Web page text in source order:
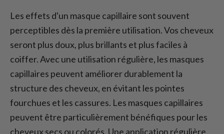
Les effets d'un masque capillaire sont souvent
perceptibles dès la première utilisation. Vos cheveux
seront plus doux, plus brillants et plus faciles à
coiffer. Avec une utilisation régulière, les masques
capillaires peuvent améliorer durablement la
structure des cheveux, en évitant les pointes
fourchues et les cassures. Les masques capillaires
peuvent être particulièrement bénéfiques pour les
cheveux secs ou colorés. Une application régulière